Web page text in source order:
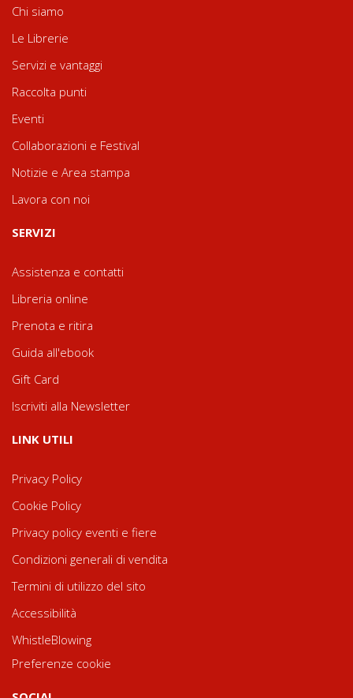
Chi siamo
Le Librerie
Servizi e vantaggi
Raccolta punti
Eventi
Collaborazioni e Festival
Notizie e Area stampa
Lavora con noi
SERVIZI
Assistenza e contatti
Libreria online
Prenota e ritira
Guida all'ebook
Gift Card
Iscriviti alla Newsletter
LINK UTILI
Privacy Policy
Cookie Policy
Privacy policy eventi e fiere
Condizioni generali di vendita
Termini di utilizzo del sito
Accessibilità
WhistleBlowing
Preferenze cookie